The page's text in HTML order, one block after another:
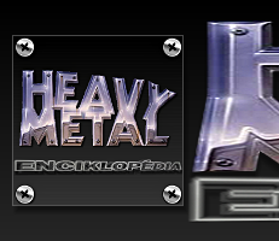
Metal
Enciklopédia